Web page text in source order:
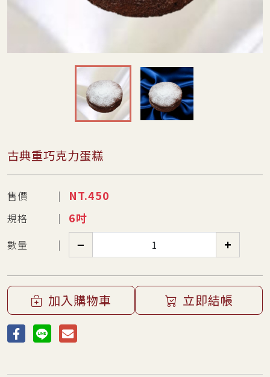
古典重巧克力蛋糕
售價 NT.450
規格 6吋
數量 − +
加入購物車 立即結帳